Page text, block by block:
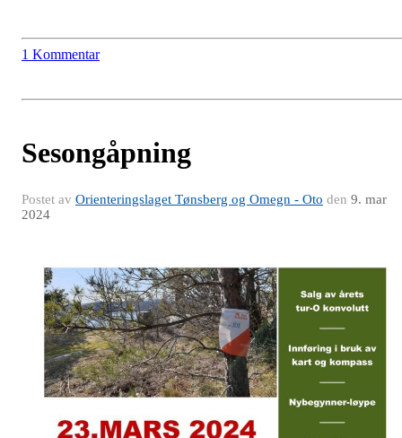
1 Kommentar
Sesongåpning
Postet av Orienteringslaget Tønsberg og Omegn - Oto den 9. mar
2024